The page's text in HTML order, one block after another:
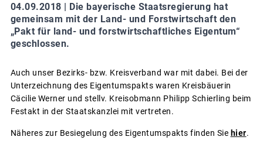
04.09.2018 | Die bayerische Staatsregierung hat
gemeinsam mit der Land- und Forstwirtschaft den
„Pakt für land- und forstwirtschaftliches Eigentum“
geschlossen.
Auch unser Bezirks- bzw. Kreisverband war mit dabei. Bei der
Unterzeichnung des Eigentumspakts waren Kreisbäuerin
Cäcilie Werner und stellv. Kreisobmann Philipp Schierling beim
Festakt in der Staatskanzlei mit vertreten.
Näheres zur Besiegelung des Eigentumspakts finden Sie hier.